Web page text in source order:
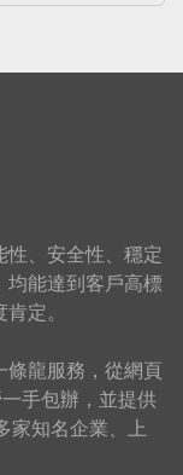
性、安全性、穩定
均能達到客戶高標
定。
條龍服務，從網頁
手包辦，並提供
家知名企業、上